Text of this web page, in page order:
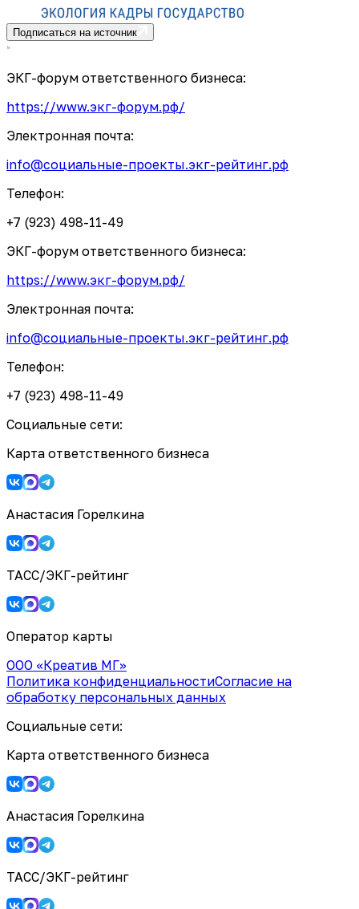
Подписаться на источник
ЭКГ-форум ответственного бизнеса:
https://www.экг-форум.рф/
Электронная почта:
info@социальные-проекты.экг-рейтинг.рф
Телефон:
+7 (923) 498-11-49
ЭКГ-форум ответственного бизнеса:
https://www.экг-форум.рф/
Электронная почта:
info@социальные-проекты.экг-рейтинг.рф
Телефон:
+7 (923) 498-11-49
Социальные сети:
Карта ответственного бизнеса
Анастасия Горелкина
ТАСС/ЭКГ-рейтинг
Оператор карты
ООО «Креатив МГ»
Политика конфиденциальностиСогласие на
обработку персональных данных
Социальные сети:
Карта ответственного бизнеса
Анастасия Горелкина
ТАСС/ЭКГ-рейтинг